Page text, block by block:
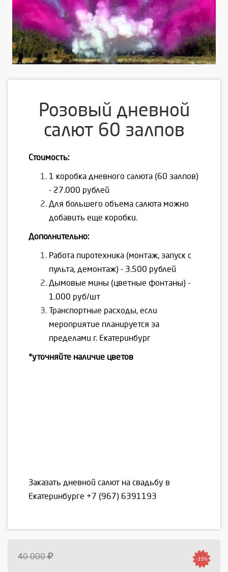
Розовый дневной
салют 60 залпов
Стоимость:
1 коробка дневного салюта (60 залпов)
- 27.000 рублей
Для большего объема салюта можно
добавить еще коробки.
Дополнительно:
Работа пиротехника (монтаж, запуск с
пульта, демонтаж) - 3.500 рублей
Дымовые мины (цветные фонтаны) -
1.000 руб/шт
Транспортные расходы, если
мероприятие планируется за
пределами г. Екатеринбург
*уточняйте наличие цветов
Заказать дневной салют на свадьбу в
Екатеринбурге +7 (967) 6391193
40 000 -33%